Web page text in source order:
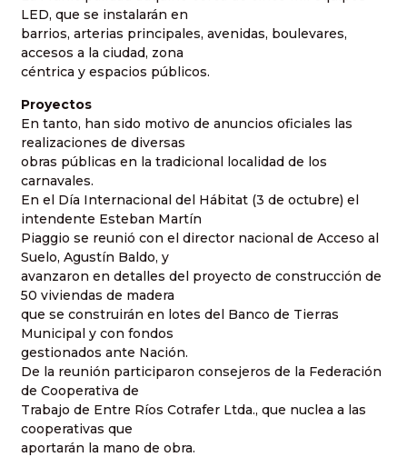
LED, que se instalarán en
barrios, arterias principales, avenidas, boulevares,
accesos a la ciudad, zona
céntrica y espacios públicos.
Proyectos
En tanto, han sido motivo de anuncios oficiales las
realizaciones de diversas
obras públicas en la tradicional localidad de los
carnavales.
En el Día Internacional del Hábitat (3 de octubre) el
intendente Esteban Martín
Piaggio se reunió con el director nacional de Acceso al
Suelo, Agustín Baldo, y
avanzaron en detalles del proyecto de construcción de
50 viviendas de madera
que se construirán en lotes del Banco de Tierras
Municipal y con fondos
gestionados ante Nación.
De la reunión participaron consejeros de la Federación
de Cooperativa de
Trabajo de Entre Ríos Cotrafer Ltda., que nuclea a las
cooperativas que
aportarán la mano de obra.